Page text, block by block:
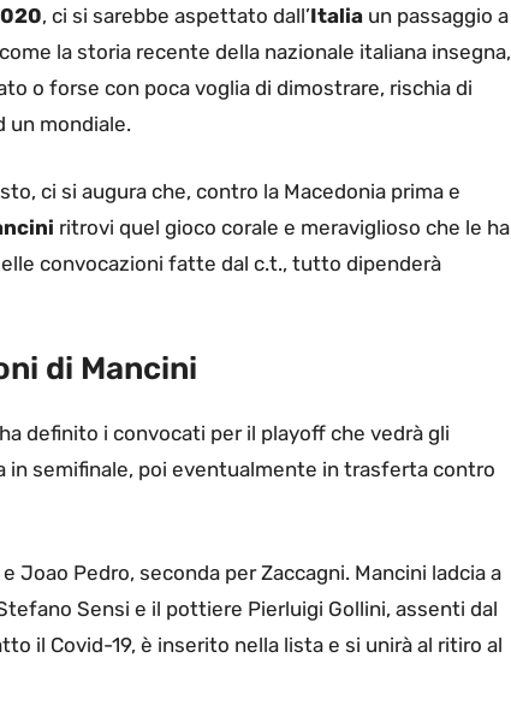
, ci si sarebbe aspettato dall’Italia un passaggio a
la storia recente della nazionale italiana insegna,
o forse con poca voglia di dimostrare, rischia di
un mondiale.
ci si augura che, contro la Macedonia prima e
ritrovi quel gioco corale e meraviglioso che le ha
convocazioni fatte dal c.t., tutto dipenderà
di Mancini
definito i convocati per il playoff che vedrà gli
in semifinale, poi eventualmente in trasferta contro
Joao Pedro, seconda per Zaccagni. Mancini ladcia a
Sensi e il pottiere Pierluigi Gollini, assenti dal
il Covid-19, è inserito nella lista e si unirà al ritiro al